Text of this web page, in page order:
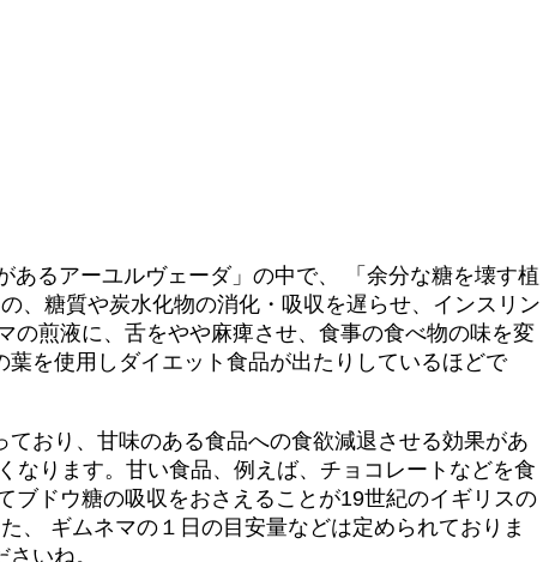
るアーユルヴェーダ」の中で、 「余分な糖を壊す植
、糖質や炭水化物の消化・吸収を遅らせ、インスリン
の煎液に、舌をやや麻痺させ、食事の食べ物の味を変
を使用しダイエット食品が出たりしているほどで
おり、甘味のある食品への食欲減退させる効果があ
なります。甘い食品、例えば、チョコレートなどを食
ブドウ糖の吸収をおさえることが19世紀のイギリスの
、 ギムネマの１日の目安量などは定められておりま
いね。